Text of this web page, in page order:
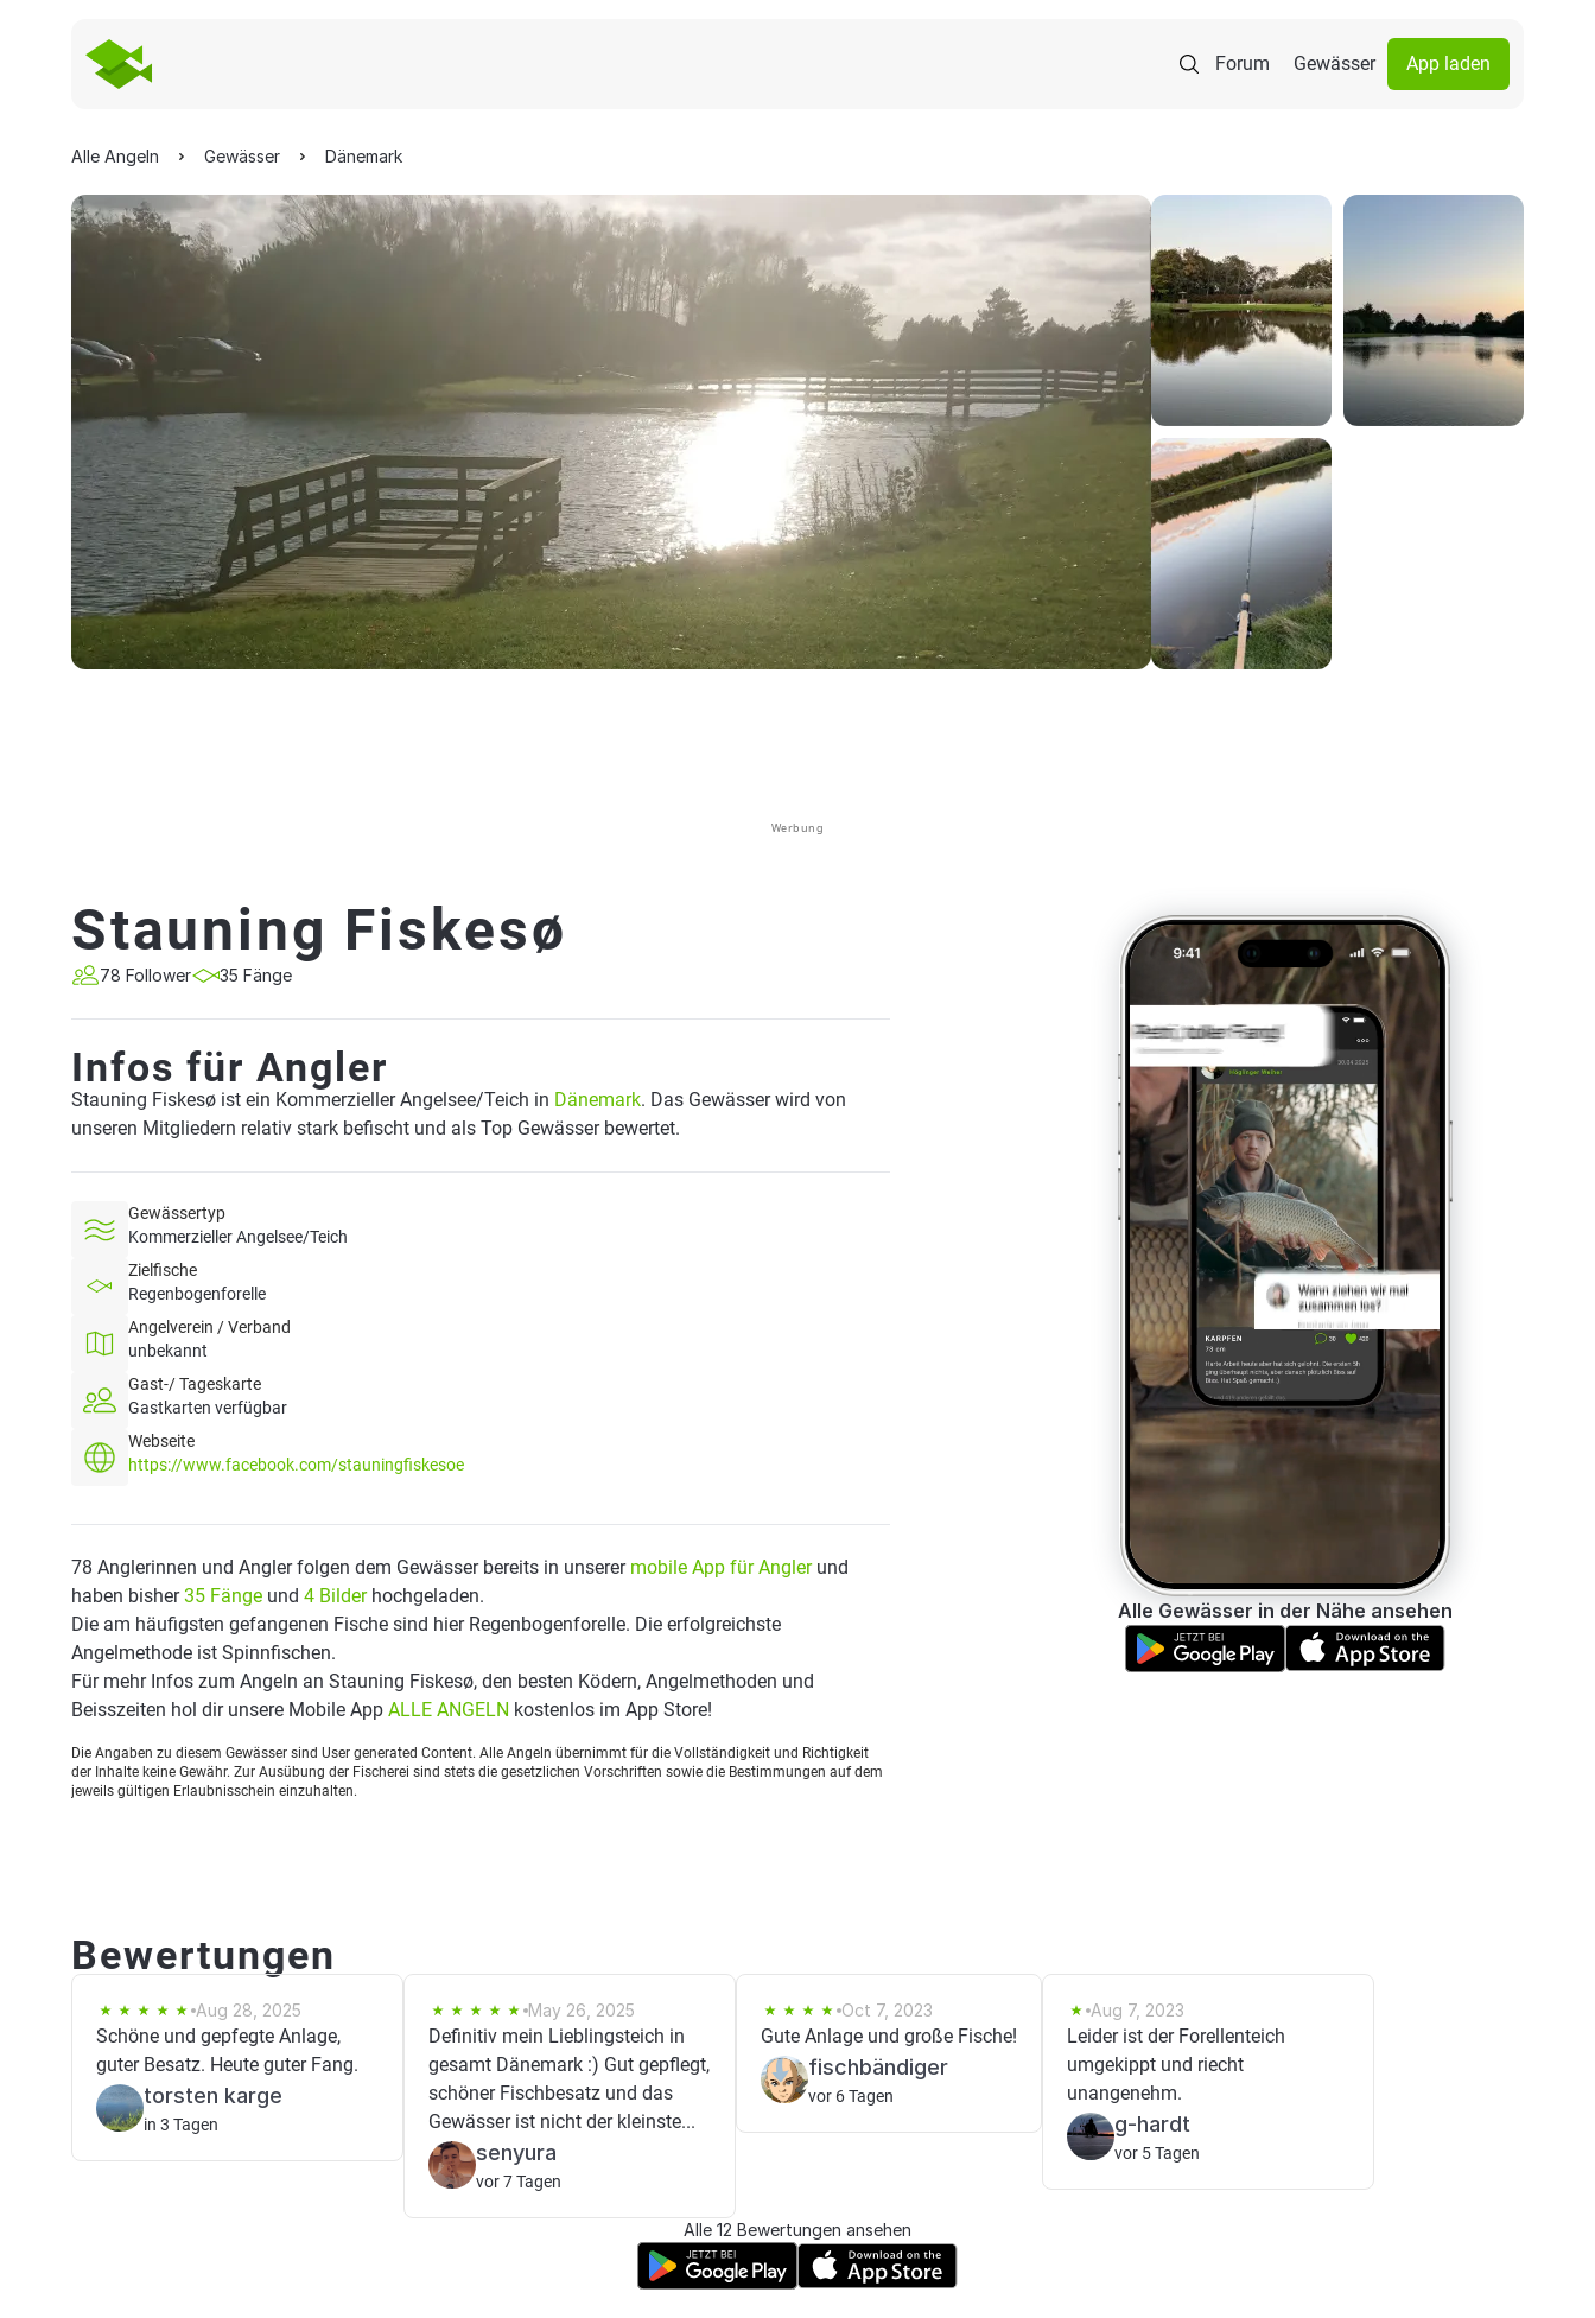
Forum Gewässer App laden
Alle Angeln Gewässer Dänemark
Werbung
Stauning Fiskesø
78 Follower 35 Fänge
Infos für Angler
Stauning Fiskesø ist ein Kommerzieller Angelsee/Teich in Dänemark. Das Gewässer wird von
unseren Mitgliedern relativ stark befischt und als Top Gewässer bewertet.
Gewässertyp
Kommerzieller Angelsee/Teich
Zielfische
Regenbogenforelle
Angelverein / Verband
unbekannt
Gast-/ Tageskarte
Gastkarten verfügbar
Webseite
https://www.facebook.com/stauningfiskesoe
78 Anglerinnen und Angler folgen dem Gewässer bereits in unserer mobile App für Anglerund
haben bisher35 Fänge und 4 Bilderhochgeladen.
Die am häufigsten gefangenen Fische sind hier Regenbogenforelle. Die erfolgreichste
Angelmethode ist Spinnfischen.
Für mehr Infos zum Angeln an Stauning Fiskesø, den besten Ködern, Angelmethoden und
Beisszeiten hol dir unsere Mobile App ALLE ANGELN kostenlos im App Store!
Die Angaben zu diesem Gewässer sind User generated Content. Alle Angeln übernimmt für die Vollständigkeit und Richtigkeit
der Inhalte keine Gewähr. Zur Ausübung der Fischerei sind stets die gesetzlichen Vorschriften sowie die Bestimmungen auf dem
jeweils gültigen Erlaubnisschein einzuhalten.
Alle Gewässer in der Nähe ansehen
Bewertungen
Aug 28, 2025
Schöne und gepfegte Anlage,
guter Besatz. Heute guter Fang.
torsten karge
in 3 Tagen
May 26, 2025
Definitiv mein Lieblingsteich in
gesamt Dänemark :) Gut gepflegt,
schöner Fischbesatz und das
Gewässer ist nicht der kleinste...
senyura
vor 7 Tagen
Oct 7, 2023
Gute Anlage und große Fische!
fischbändiger
vor 6 Tagen
Aug 7, 2023
Leider ist der Forellenteich
umgekippt und riecht
unangenehm.
g-hardt
vor 5 Tagen
Alle 12 Bewertungen ansehen